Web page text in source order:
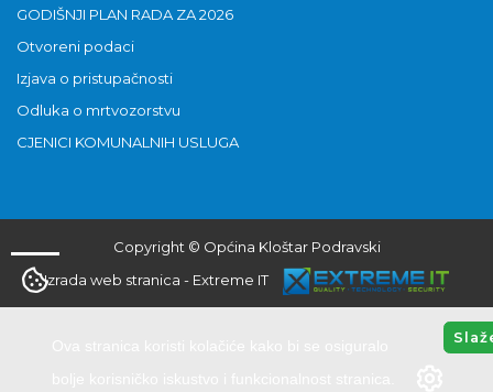
GODIŠNJI PLAN RADA ZA 2026
Otvoreni podaci
Izjava o pristupačnosti
Odluka o mrtvozorstvu
CJENICI KOMUNALNIH USLUGA
Copyright © Općina Kloštar Podravski
Izrada web stranica - Extreme IT